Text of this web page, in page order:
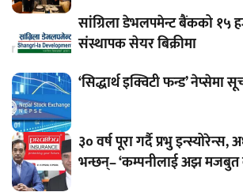
सांग्रिला डेभलपमेन्ट बैंकको १५
संस्थापक सेयर बिक्रीमा
‘सिद्धार्थ इक्विटी फन्ड’ नेप्सेमा
३० वर्ष पूरा गर्दै प्रभु इन्स्योरेन्स,
भन्छन्– ‘कम्पनीलाई अझ मजबुत